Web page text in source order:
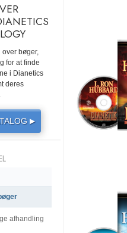
bøger,
for at finde
i Dianetics
deres
▶
afhandling